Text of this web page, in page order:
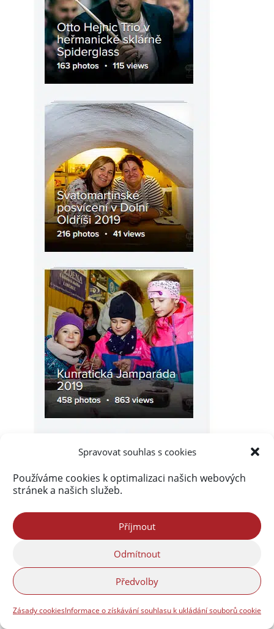
Spravovat souhlas s cookies
Používáme cookies k optimalizaci našich webových
stránek a našich služeb.
Příjmout
Odmítnout
Předvolby
Zásady cookiesInformace o získávání souhlasu k ukládání souborů cookie